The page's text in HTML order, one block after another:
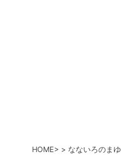
HOME なないろのまゆ